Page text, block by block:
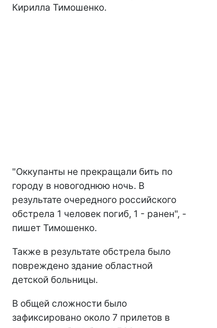
Кирилла Тимошенко.
"Оккупанты не прекращали бить по
городу в новогоднюю ночь. В
результате очередного российского
обстрела 1 человек погиб, 1 - ранен", -
пишет Тимошенко.
Также в результате обстрела было
повреждено здание областной
детской больницы.
В общей сложности было
зафиксировано около 7 прилетов в